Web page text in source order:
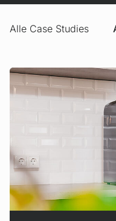
Alle Case Studies